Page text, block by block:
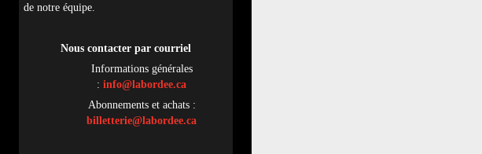
de notre équipe.
Nous contacter par courriel
Informations générales
: info@labordee.ca
Abonnements et achats :
billetterie@labordee.ca